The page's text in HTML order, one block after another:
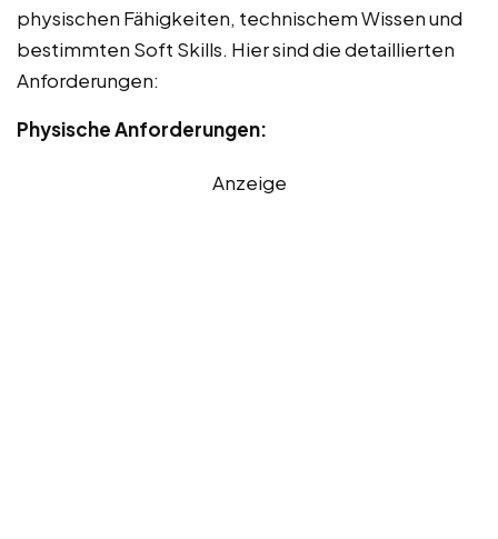
physischen Fähigkeiten, technischem Wissen und
bestimmten Soft Skills. Hier sind die detaillierten
Anforderungen:
Physische Anforderungen:
Anzeige